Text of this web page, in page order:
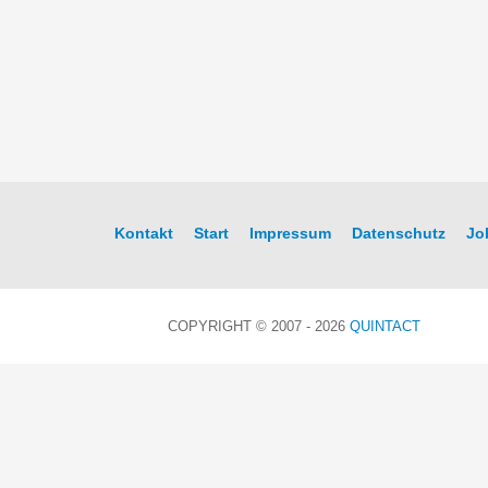
Kontakt Start Impressum Datenschutz
COPYRIGHT © 2007 - 2026 QUINTACT